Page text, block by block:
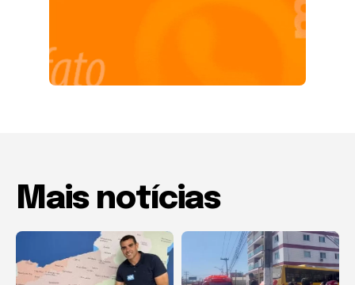
Mais notícias